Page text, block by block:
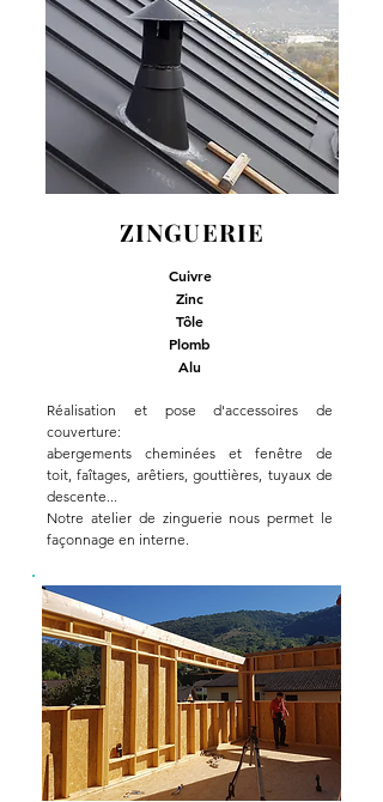
ZINGUERIE
Cuivre
Zinc
Tôle
Plomb
Alu
Réalisation et pose d'accessoires de
couverture:
abergements cheminées et fenêtre de
toit, faîtages, arêtiers, gouttières, tuyaux de
descente...
Notre atelier de zinguerie nous permet le
façonnage en interne.